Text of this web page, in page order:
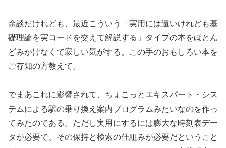
余談だけれども、最近こういう「実用には遠いけれども基
礎理論を実コードを交えて解説する」タイプの本をほとん
どみかけなくて寂しい気がする。この手のおもしろい本を
ご存知の方教えて。
でまあこれに影響されて、ちょこっとエキスパート・シス
テムによる駅の乗り換え案内プログラムみたいなのを作っ
てみたのである。ただし実用にするには膨大な時刻表デー
タが必要で、その保持と検索の仕組みが必要だということ